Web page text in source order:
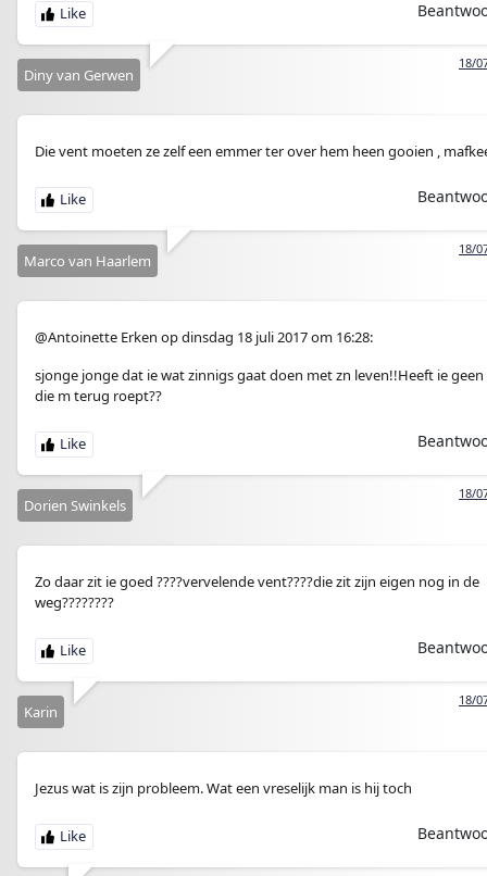
18/
Diny van Gerwen
Die vent moeten ze zelf een emmer ter over hem heen gooien ,
18/
Marco van Haarlem
@Antoinette Erken op dinsdag 18 juli 2017 om 16:28:
sjonge jonge dat ie wat zinnigs gaat doen met zn leven!!Heeft ie
die m terug roept??
18/
Dorien Swinkels
Zo daar zit ie goed ????vervelende vent????die zit zijn eigen nog in de
weg????????
18/
Karin
Jezus wat is zijn probleem. Wat een vreselijk man is hij toch